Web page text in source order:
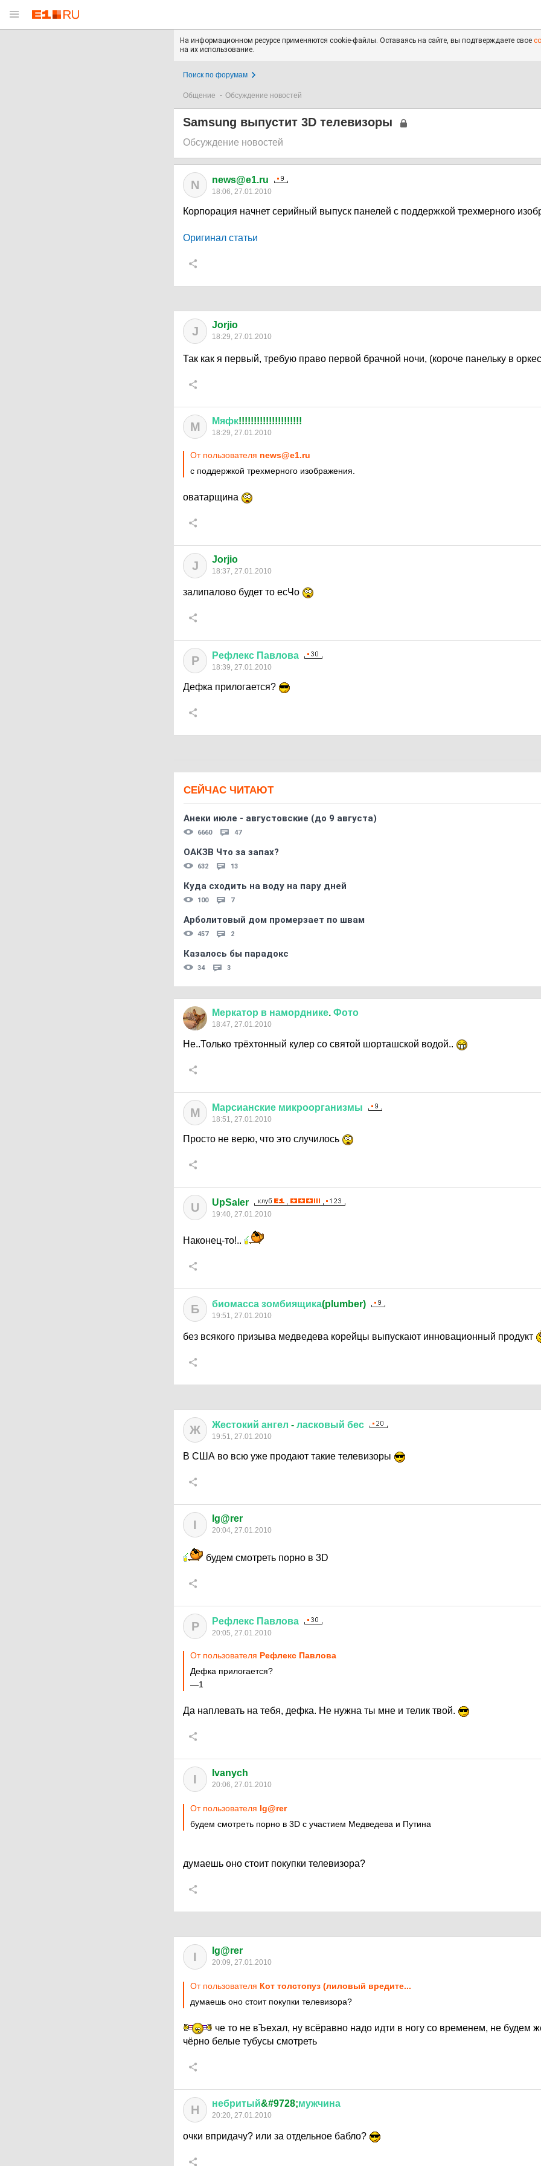
На информационном ресурсе применяются cookie-файлы. Оставаясь на сайте, вы подтверждаете свое
на их использование.
Поиск по форумам
Общение Обсуждение новостей
Samsung выпустит 3D телевизоры
Обсуждение новостей
N news@e1.ru
18:06, 27.01.2010
Корпорация начнет серийный выпуск панелей с поддержкой трехмерного
Оригинал статьи
J Jorjio
18:29, 27.01.2010
Так как я первый, требую право первой брачной ночи, (короче панельку в
М Мяфк!!!!!!!!!!!!!!!!!!!!!
18:29, 27.01.2010
От пользователя news@e1.ru
с поддержкой трехмерного изображения.
оватарщина
J Jorjio
18:37, 27.01.2010
залипалово будет то есЧо
Р Рефлекс Павлова
18:39, 27.01.2010
Дефка прилогается?
СЕЙЧАС ЧИТАЮТ
Анеки июле - августовские (до 9 августа)
6660 47
ОАКЗВ Что за запах?
632 13
Куда сходить на воду на пару дней
100 7
Арболитовый дом промерзает по швам
457 2
Казалось бы парадокс
34 3
Меркатор в наморднике. Фото
18:47, 27.01.2010
Не..Только трёхтонный кулер со святой шорташской водой..
М Марсианские микроорганизмы
18:51, 27.01.2010
Просто не верю, что это случилось
U UpSaler
19:40, 27.01.2010
Наконец-то!..
Б биомасса зомбиящика(plumber)
19:51, 27.01.2010
без всякого призыва медведева корейцы выпускают инновационный продукт
Ж Жестокий ангел - ласковый бес
19:51, 27.01.2010
В США во всю уже продают такие телевизоры
I Ig@rer
20:04, 27.01.2010
будем смотреть порно в 3D
Р Рефлекс Павлова
20:05, 27.01.2010
От пользователя Рефлекс Павлова
Дефка прилогается?
—1
Да наплевать на тебя, дефка. Не нужна ты мне и телик твой.
I Ivanych
20:06, 27.01.2010
От пользователя Ig@rer
будем смотреть порно в 3D с участием Медведева и Путина
думаешь оно стоит покупки телевизора?
I Ig@rer
20:09, 27.01.2010
От пользователя Кот толстопуз (лиловый вредите...
думаешь оно стоит покупки телевизора?
че то не вЪехал, ну всёравно надо идти в ногу со временем, не будем
чёрно белые тубусы смотреть
Н небритый&#9728;мужчина
20:20, 27.01.2010
очки впридачу? или за отдельное бабло?